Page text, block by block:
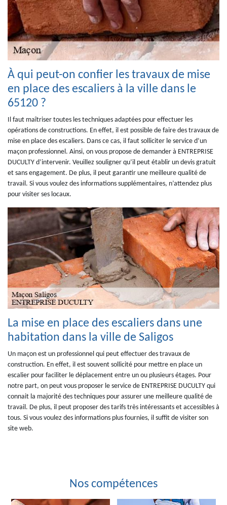
À qui peut-on confier les travaux de mise
en place des escaliers à la ville dans le
65120 ?
Il faut maîtriser toutes les techniques adaptées pour effectuer les
opérations de constructions. En effet, il est possible de faire des travaux de
mise en place des escaliers. Dans ce cas, il faut solliciter le service d’un
maçon professionnel. Ainsi, on vous propose de demander à ENTREPRISE
DUCULTY d’intervenir. Veuillez souligner qu’il peut établir un devis gratuit
et sans engagement. De plus, il peut garantir une meilleure qualité de
travail. Si vous voulez des informations supplémentaires, n’attendez plus
pour visiter ses locaux.
La mise en place des escaliers dans une
habitation dans la ville de Saligos
Un maçon est un professionnel qui peut effectuer des travaux de
construction. En effet, il est souvent sollicité pour mettre en place un
escalier pour faciliter le déplacement entre un ou plusieurs étages. Pour
notre part, on peut vous proposer le service de ENTREPRISE DUCULTY qui
connait la majorité des techniques pour assurer une meilleure qualité de
travail. De plus, il peut proposer des tarifs très intéressants et accessibles à
tous. Si vous voulez des informations plus fournies, il suffit de visiter son
site web.
Nos compétences